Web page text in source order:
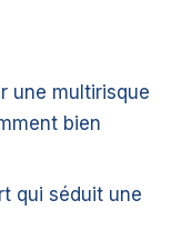
une multirisque
bien
qui séduit une